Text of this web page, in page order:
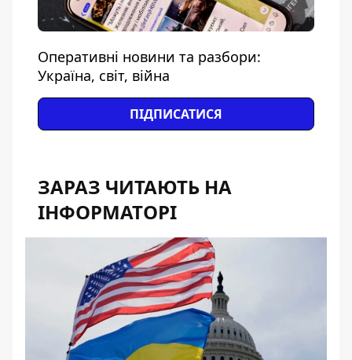
Оперативні новини та разбори:
Україна, світ, війна
ПІДПИСАТИСЯ
ЗАРАЗ ЧИТАЮТЬ НА
ІНФОРМАТОРІ